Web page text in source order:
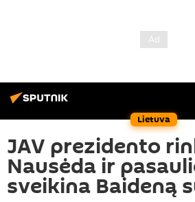
Lietuva
JAV prezidento
Nausėda ir
sveikina Baideną